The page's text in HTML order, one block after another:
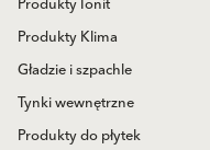
Produkty Klima
Gładzie i szpachle
Tynki wewnętrzne
Produkty do płytek